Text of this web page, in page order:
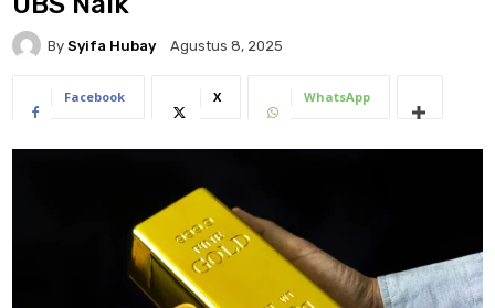
By Syifa Hubay Agustus 8, 2025
Facebook X WhatsApp